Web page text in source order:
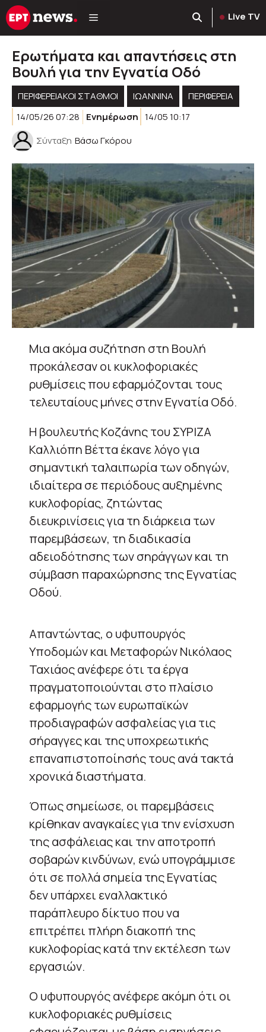
Μετάβαση
σε
Live TV
Ερωτήματα και απαντήσεις στη
Βουλή για την Εγνατία Οδό
ΠΕΡΙΦΕΡΕΙΑΚΟΊ ΣΤΑΘΜΟΊ ΙΩΑΝΝΙΝΑ
ΠΕΡΙΦΈΡΕΙΑ
14/05/26 07:28
Ενημέρωση 14/05 10:17
Σύνταξη Βάσω Γκόρου
Μια ακόμα συζήτηση στη Βουλή
προκάλεσαν οι κυκλοφοριακές
ρυθμίσεις που εφαρμόζονται τους
τελευταίους μήνες στην Εγνατία Οδό.
Η βουλευτής Κοζάνης του ΣΥΡΙΖΑ
Καλλιόπη Βέττα έκανε λόγο για
σημαντική ταλαιπωρία των οδηγών,
ιδιαίτερα σε περιόδους αυξημένης
κυκλοφορίας, ζητώντας
διευκρινίσεις για τη διάρκεια των
παρεμβάσεων, τη διαδικασία
αδειοδότησης των σηράγγων και τη
σύμβαση παραχώρησης της Εγνατίας
Οδού.
Απαντώντας, ο υφυπουργός
Υποδομών και Μεταφορών Νικόλαος
Ταχιάος ανέφερε ότι τα έργα
πραγματοποιούνται στο πλαίσιο
εφαρμογής των ευρωπαϊκών
προδιαγραφών ασφαλείας για τις
σήραγγες και της υποχρεωτικής
επαναπιστοποίησής τους ανά τακτά
χρονικά διαστήματα.
Όπως σημείωσε, οι παρεμβάσεις
κρίθηκαν αναγκαίες για την ενίσχυση
της ασφάλειας και την αποτροπή
σοβαρών κινδύνων, ενώ υπογράμμισε
ότι σε πολλά σημεία της Εγνατίας
δεν υπάρχει εναλλακτικό
παράπλευρο δίκτυο που να
επιτρέπει πλήρη διακοπή της
κυκλοφορίας κατά την εκτέλεση των
εργασιών.
Ο υφυπουργός ανέφερε ακόμη ότι οι
κυκλοφοριακές ρυθμίσεις